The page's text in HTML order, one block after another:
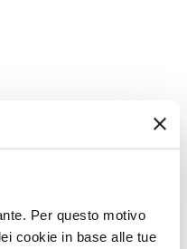
Per questo motivo
cookie in base alle tue